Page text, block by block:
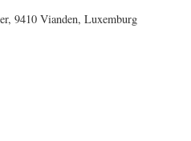
9410 Vianden, Luxemburg